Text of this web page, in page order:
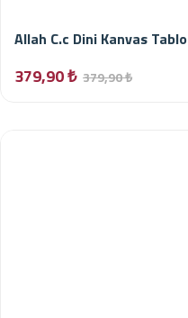
Allah C.c Dini Kanvas Tablo
379,90 ₺ 379,90 ₺